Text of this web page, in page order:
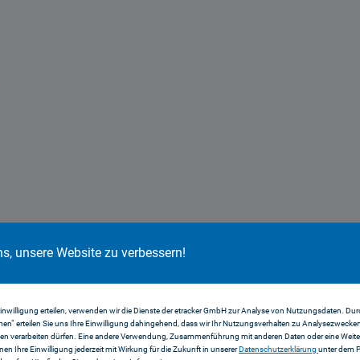
unsere Website zu verbessern!
erteilen, verwenden wir die Dienste der etracker GmbH zur Analyse von Nutzungsdaten.
erteilen Sie uns Ihre Einwilligung dahingehend, dass wir Ihr Nutzungsverhalten zu
verarbeiten dürfen. Eine andere Verwendung, Zusammenführung mit anderen Daten oder eine
Ihre Einwilligung jederzeit mit Wirkung für die Zukunft in unsererDatenschutzerklärung unter dem
heiße.